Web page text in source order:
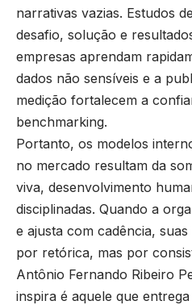
narrativas vazias. Estudos
desafio, solução e
empresas aprendam
dados não sensíveis e a
medição fortalecem a
benchmarking.
Portanto, os modelos
no mercado resultam da
viva, desenvolvimento
disciplinadas. Quando a
e ajusta com cadência,
por retórica, mas por
Antônio Fernando Ribeiro
inspira é aquele que